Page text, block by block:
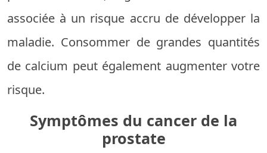
associée à un risque accru de développer la
maladie. Consommer de grandes quantités
de calcium peut également augmenter votre
risque.
Symptômes du cancer de la
prostate